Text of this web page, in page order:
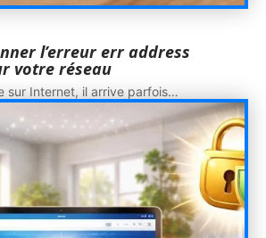
l’erreur err address
votre réseau
sur Internet, il arrive parfois…